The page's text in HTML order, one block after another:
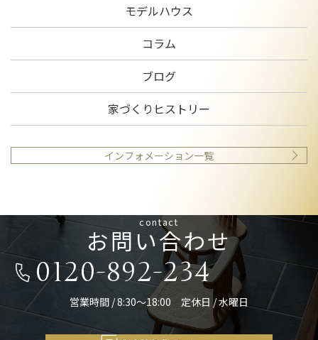
モデルハウス
コラム
ブログ
家づくりヒストリー
インフォメーション一覧
contact
お問い合わせ
0120-892-234
営業時間 / 8:30～18:00 定休日 / 水曜日